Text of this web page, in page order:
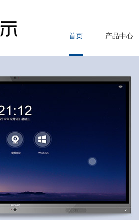
首页 产品中心